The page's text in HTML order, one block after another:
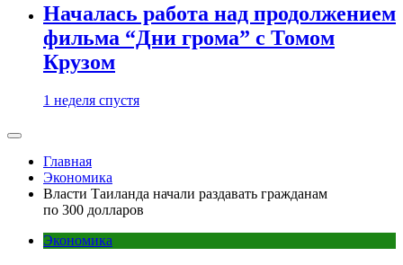
Началась работа над продолжением
фильма “Дни грома” с Томом
Крузом
1 неделя спустя
Главная
Экономика
Власти Таиланда начали раздавать гражданам
по 300 долларов
Экономика